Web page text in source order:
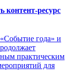
контент-ресурс
года» и
практическим
для